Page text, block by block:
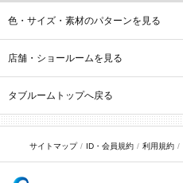
色・サイズ・素材のパターンを見る
店舗・ショールームを見る
タブルームトップへ戻る
サイトマップ ID・会員規約 利用規約